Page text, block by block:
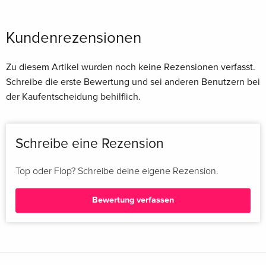
Kundenrezensionen
Zu diesem Artikel wurden noch keine Rezensionen verfasst.
Schreibe die erste Bewertung und sei anderen Benutzern bei
der Kaufentscheidung behilflich.
Schreibe eine Rezension
Top oder Flop? Schreibe deine eigene Rezension.
Bewertung verfassen